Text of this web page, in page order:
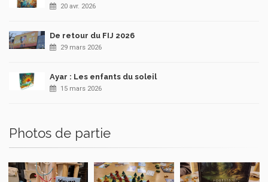
20 avr. 2026
De retour du FIJ 2026
29 mars 2026
Ayar : Les enfants du soleil
15 mars 2026
Photos de partie